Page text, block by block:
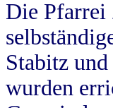
Die Pfarrei
Stabitz
wurden